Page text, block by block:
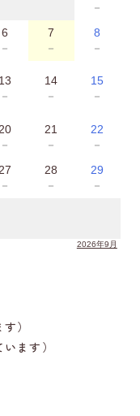
－
6
－
7
－
8
－
13
－
14
－
15
－
－
21
－
22
－
－
28
－
29
－
2026年9月
）
ます）